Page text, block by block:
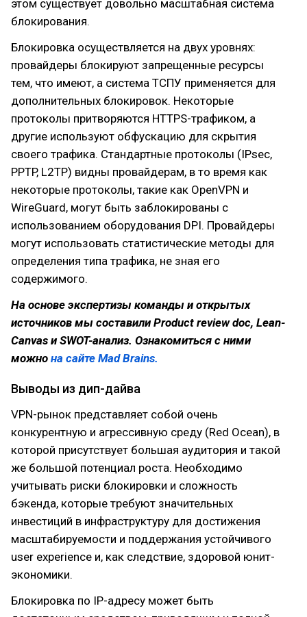
этом существует довольно масштабная система
блокирования.
Блокировка осуществляется на двух уровнях:
провайдеры блокируют запрещенные ресурсы
тем, что имеют, а система ТСПУ применяется для
дополнительных блокировок. Некоторые
протоколы притворяются HTTPS-трафиком, а
другие используют обфускацию для скрытия
своего трафика. Стандартные протоколы (IPsec,
PPTP, L2TP) видны провайдерам, в то время как
некоторые протоколы, такие как OpenVPN и
WireGuard, могут быть заблокированы с
использованием оборудования DPI. Провайдеры
могут использовать статистические методы для
определения типа трафика, не зная его
содержимого.
На основе экспертизы команды и открытых
источников мы составили Product review doc, Lean-
Canvas и SWOT-анализ. Ознакомиться с ними
можно на сайте Mad Brains.
Выводы из дип-дайва
VPN-рынок представляет собой очень
конкурентную и агрессивную среду (Red Ocean), в
которой присутствует большая аудитория и такой
же большой потенциал роста. Необходимо
учитывать риски блокировки и сложность
бэкенда, которые требуют значительных
инвестиций в инфраструктуру для достижения
масштабируемости и поддержания устойчивого
user experience и, как следствие, здоровой юнит-
экономики.
Блокировка по IP-адресу может быть